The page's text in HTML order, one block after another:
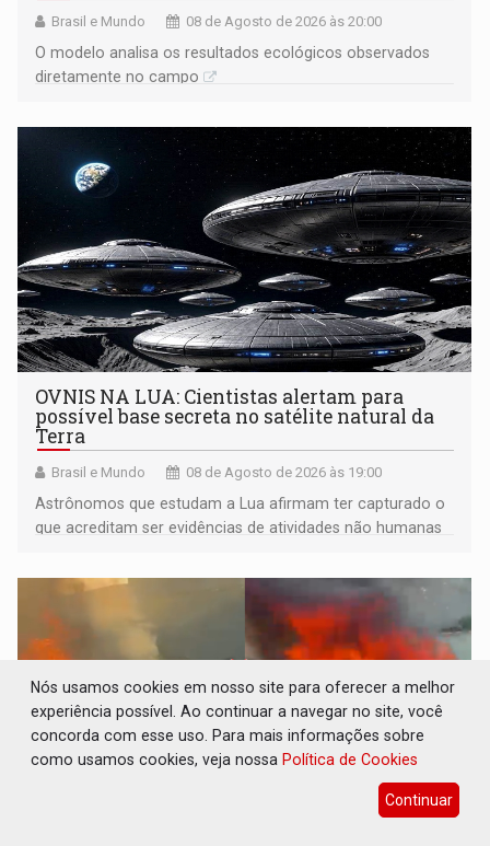
Brasil e Mundo 08 de Agosto de 2026 às 20:00
O modelo analisa os resultados ecológicos observados
diretamente no campo
OVNIS NA LUA: Cientistas alertam para
possível base secreta no satélite natural da
Terra
Brasil e Mundo 08 de Agosto de 2026 às 19:00
Astrônomos que estudam a Lua afirmam ter capturado o
que acreditam ser evidências de atividades não humanas
órbita
Nós usamos cookies em nosso site para oferecer a melhor
experiência possível. Ao continuar a navegar no site, você
concorda com esse uso. Para mais informações sobre
como usamos cookies, veja nossa Política de Cookies
Continuar